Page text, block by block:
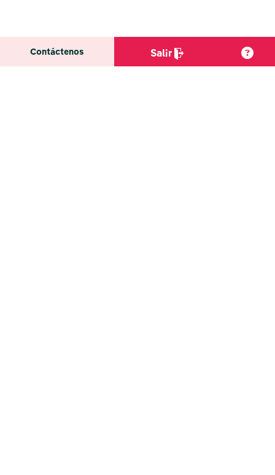
Contáctenos Salir
¿Cómo funciona el Permiso Pagado?